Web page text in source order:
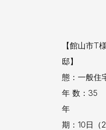
【館山市T様
年 数：35
期：10日